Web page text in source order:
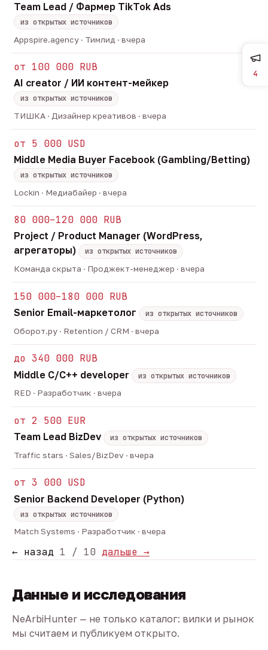
Team Lead / Фармер TikTok Ads
из открытых источников
Appspire.agency · Тимлид · вчера
от 100 000 RUB
AI creator / ИИ контент-мейкер
из открытых источников
ТИШКА · Дизайнер креативов · вчера
от 5 000 USD
Middle Media Buyer Facebook (Gambling/Betting)
из открытых источников
Lockin · Медиабайер · вчера
80 000–120 000 RUB
Project / Product Manager (WordPress,
агрегаторы)
из открытых источников
Команда скрыта · Проджект-менеджер · вчера
150 000–180 000 RUB
Senior Email-маркетолог
из открытых источников
Оборот.ру · Retention / CRM · вчера
до 340 000 RUB
Middle C/C++ developer
из открытых источников
RED · Разработчик · вчера
от 2 500 EUR
Team Lead BizDev
из открытых источников
Traffic stars · Sales/BizDev · вчера
от 3 000 USD
Senior Backend Developer (Python)
из открытых источников
Match Systems · Разработчик · вчера
← назад 1 / 10 дальше →
Данные и исследования
NeArbiHunter — не только каталог: вилки и рынок
мы считаем и публикуем открыто.
4